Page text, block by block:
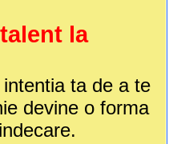
la
ta de a te
devine o forma